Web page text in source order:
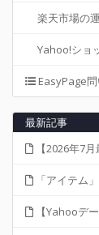
楽天市場の
Yahoo!ショ
EasyPage
最新記事
【2026年7
「アイテム
【Yahooデ